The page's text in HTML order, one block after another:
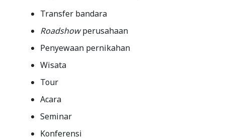
Transfer bandara
Roadshowperusahaan
Penyewaan pernikahan
Wisata
Tour
Acara
Seminar
Konferensi